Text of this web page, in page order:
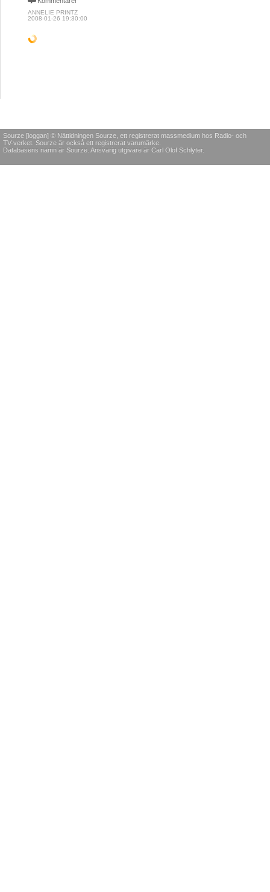
ANNELIE PRINTZ
2008-01-26 19:30:00
Sourze [loggan] © Nättidningen Sourze, ett registrerat massmedium hos Radio- och
TV-verket. Sourze är också ett registrerat varumärke.
Databasens namn är Sourze. Ansvarig utgivare är Carl Olof Schlyter.